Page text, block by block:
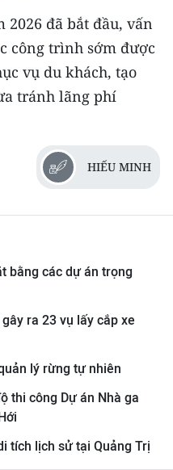
đã bắt đầu, vấn
công trình sớm được
vụ du khách, tạo
tránh lãng phí
HIẾU MINH
bằng các dự án trọng
ra 23 vụ lấy cắp xe
lý rừng tự nhiên
thi công Dự án Nhà ga
tích lịch sử tại Quảng Trị